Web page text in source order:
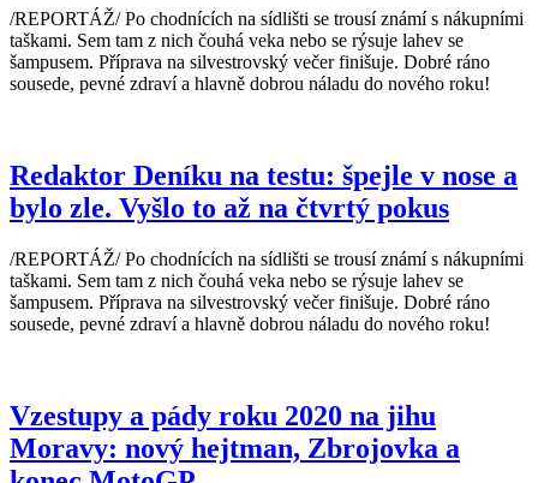
/REPORTÁŽ/ Po chodnících na sídlišti se trousí známí s nákupními
taškami. Sem tam z nich čouhá veka nebo se rýsuje lahev se
šampusem. Příprava na silvestrovský večer finišuje. Dobré ráno
sousede, pevné zdraví a hlavně dobrou náladu do nového roku!
Redaktor Deníku na testu: špejle v nose a
bylo zle. Vyšlo to až na čtvrtý pokus
/REPORTÁŽ/ Po chodnících na sídlišti se trousí známí s nákupními
taškami. Sem tam z nich čouhá veka nebo se rýsuje lahev se
šampusem. Příprava na silvestrovský večer finišuje. Dobré ráno
sousede, pevné zdraví a hlavně dobrou náladu do nového roku!
Vzestupy a pády roku 2020 na jihu
Moravy: nový hejtman, Zbrojovka a